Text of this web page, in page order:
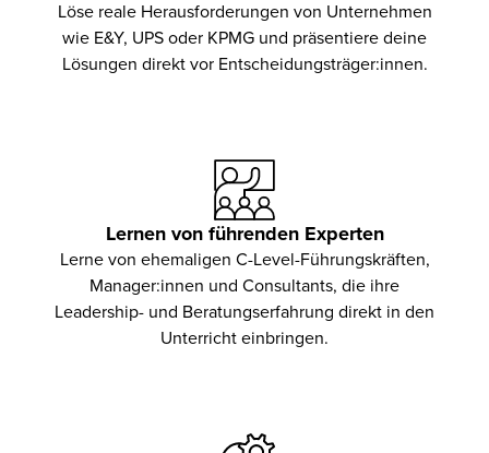
Löse reale Herausforderungen von Unternehmen
wie E&Y, UPS oder KPMG und präsentiere deine
Lösungen direkt vor Entscheidungsträger:innen.
Lernen von führenden Experten
Lerne von ehemaligen C-Level-Führungskräften,
Manager:innen und Consultants, die ihre
Leadership- und Beratungserfahrung direkt in den
Unterricht einbringen.